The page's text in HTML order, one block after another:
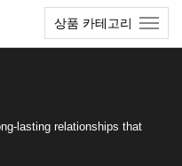
상품 카테고리
lasting relationships that